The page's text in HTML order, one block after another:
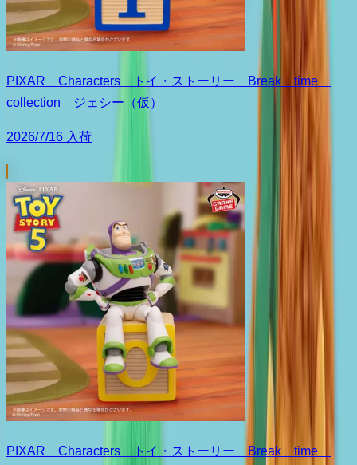
PIXAR Characters トイ・ストーリー Break time
collection ジェシー（仮）
2026/7/16 入荷
PIXAR Characters トイ・ストーリー Break time